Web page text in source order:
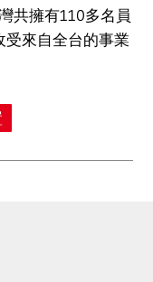
共擁有110多名員
來自全台的事業